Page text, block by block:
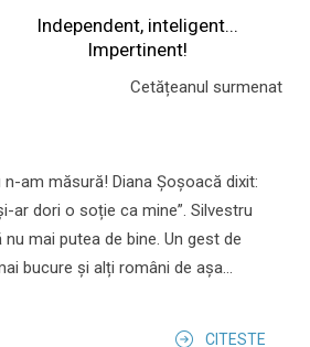
Independent, inteligent...
Impertinent!
Cetățeanul surmenat
am măsură! Diana Șoșoacă dixit:
ar dori o soție ca mine”. Silvestru
mai putea de bine. Un gest de
bucure și alți români de așa...
CITESTE